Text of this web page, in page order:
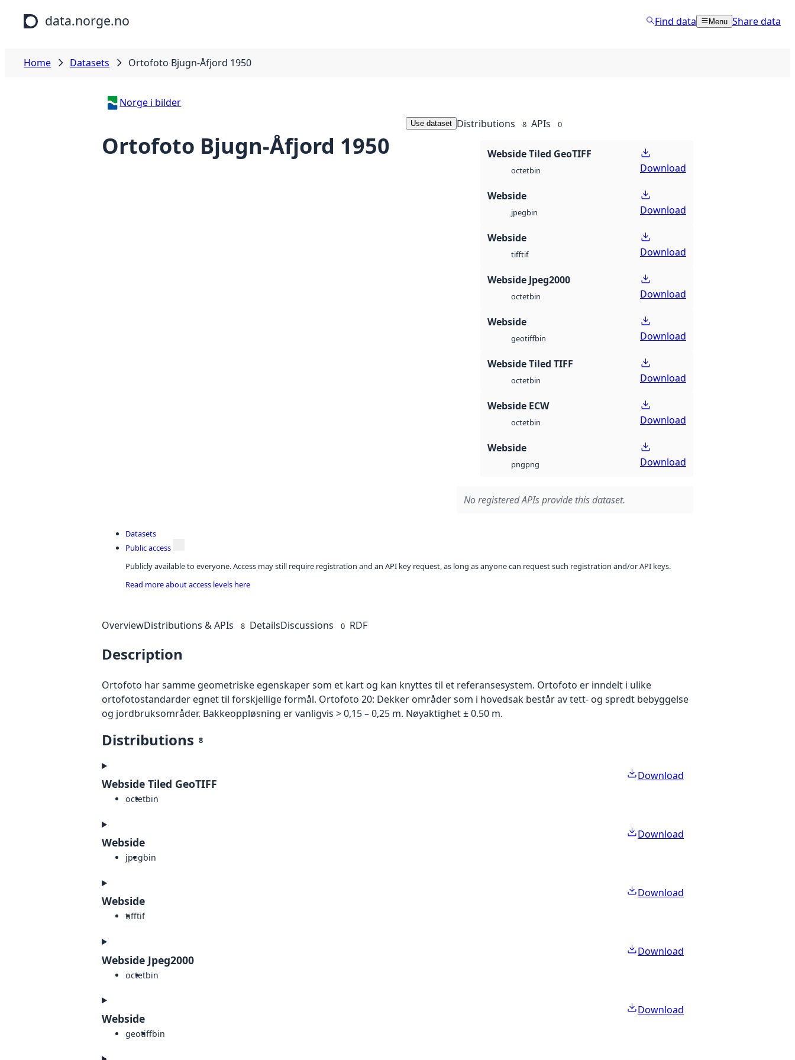
Skip to main content
data.norge.no Find data Menu Share data
Home Datasets Ortofoto Bjugn-Åfjord 1950
Norge i bilder
Ortofoto Bjugn-Åfjord 1950
Use dataset Distributions 8 APIs 0
Webside Tiled GeoTIFF
octetbin Download
Webside
jpegbin Download
Webside
tifftif Download
Webside Jpeg2000
octetbin Download
Webside
geotiffbin Download
Webside Tiled TIFF
octetbin Download
Webside ECW
octetbin Download
Webside
pngpng Download
No registered APIs provide this dataset.
Datasets
Public access
Publicly available to everyone. Access may still require registration and an API key request, as long as anyone can request such registration and/or API keys.
Read more about access levels here
OverviewDistributions & APIs 8 DetailsDiscussions 0 RDF
Description
Ortofoto har samme geometriske egenskaper som et kart og kan knyttes til et referansesystem. Ortofoto er inndelt i ulike
ortofotostandarder egnet til forskjellige formål. Ortofoto 20: Dekker områder som i hovedsak består av tett- og spredt bebyggelse
og jordbruksområder. Bakkeoppløsning er vanligvis > 0,15 – 0,25 m. Nøyaktighet ± 0.50 m.
Distributions 8
Webside Tiled GeoTIFF
octetbin
Download
Webside
jpegbin
Download
Webside
tifftif
Download
Webside Jpeg2000
octetbin
Download
Webside
geotiffbin
Download